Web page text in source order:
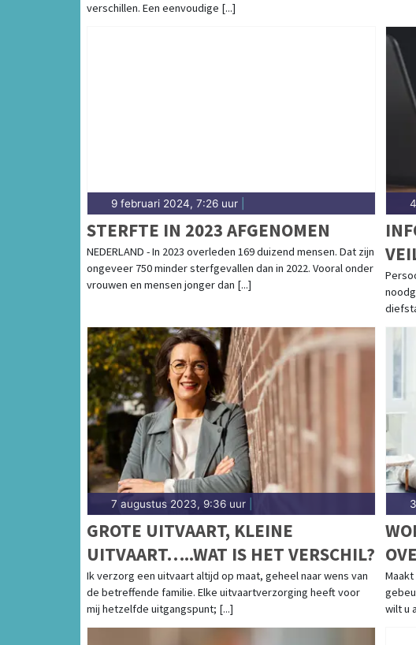
verschillen. Een eenvoudige [...]
9 februari 2024, 7:26 uur
STERFTE IN 2023 AFGENOMEN
NEDERLAND - In 2023 overleden 169 duizend mensen. Dat zijn
ongeveer 750 minder sterfgevallen dan in 2022. Vooral onder
vrouwen en mensen jonger dan [...]
7 augustus 2023, 9:36 uur
GROTE UITVAART, KLEINE
UITVAART…..WAT IS HET VERSCHIL?
Ik verzorg een uitvaart altijd op maat, geheel naar wens van
de betreffende familie. Elke uitvaartverzorging heeft voor
mij hetzelfde uitgangspunt; [...]
wilt u